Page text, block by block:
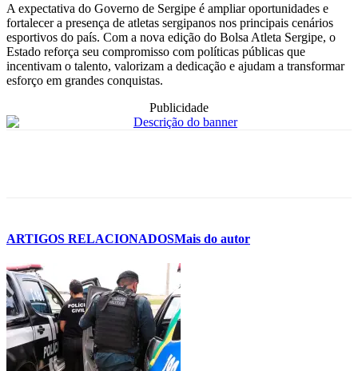
A expectativa do Governo de Sergipe é ampliar oportunidades e
fortalecer a presença de atletas sergipanos nos principais cenários
esportivos do país. Com a nova edição do Bolsa Atleta Sergipe, o
Estado reforça seu compromisso com políticas públicas que
incentivam o talento, valorizam a dedicação e ajudam a transformar
esforço em grandes conquistas.
Publicidade
ARTIGOS RELACIONADOSMais do autor